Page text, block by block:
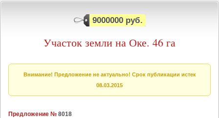
9000000 руб.
Участок земли на Оке. 46 га
Внимание! Предложение не актуально! Срок публикации истек
08.03.2015
Предложение № 8018